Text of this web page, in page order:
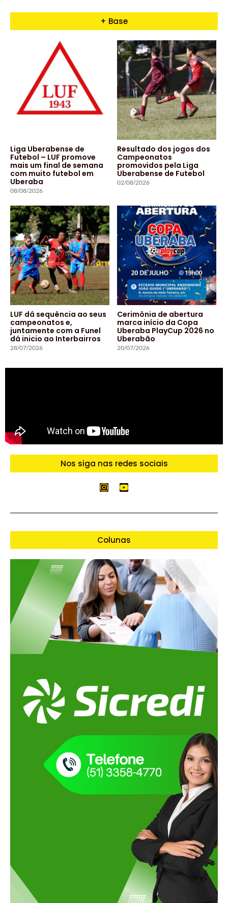
+ Base
Liga Uberabense de
Futebol – LUF promove
mais um final de semana
com muito futebol em
Uberaba
08/08/2026
Resultado dos jogos dos
Campeonatos
promovidos pela Liga
Uberabense de Futebol
02/08/2026
LUF dá sequência ao seus
campeonatos e,
juntamente com a Funel
dá inicio ao Interbairros
28/07/2026
Cerimônia de abertura
marca início da Copa
Uberaba PlayCup 2026 no
Uberabão
20/07/2026
Nos siga nas redes sociais
Colunas